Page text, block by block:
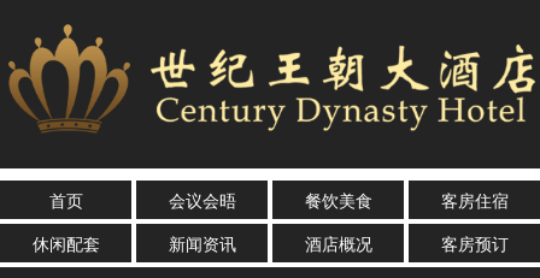
首页 会议会晤 餐饮美食
客房住宿
休闲配套
新闻资讯 酒店概况
客房预订